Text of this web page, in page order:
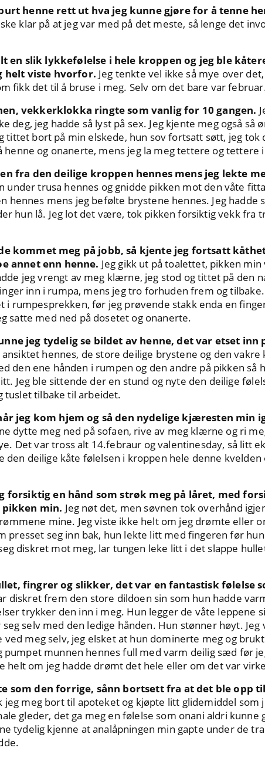
henne rett ut hva jeg kunne gjøre for å tenne
klar på at jeg var med på det meste, så lenge det
en slik lykkefølelse i hele kroppen og jeg ble
helt viste hvorfor. Jeg tenkte vel ikke så mye over
fikk det til å bruse i meg. Selv om det bare var
vekkerklokka ringte som vanlig for 10 gangen.
deg, jeg hadde så lyst på sex. Jeg kjente meg også så
tittet bort på min elskede, hun sov fortsatt søtt, jeg tok
henne og onanerte, mens jeg la meg tettere og tettere
fra den deilige kroppen hennes mens jeg lekte
under trusa hennes og gnidde pikken mot den våte
hennes mens jeg befølte brystene hennes. Jeg hadde
hun lå. Jeg lot det være, tok pikken forsiktig vekk fra
kommet meg på jobb, så kjente jeg fortsatt
annet enn henne. Jeg gikk ut på toalettet, pikken
jeg vrengt av meg klærne, jeg stod og tittet på den
inn i rumpa, mens jeg tro forhuden frem og
i rumpesprekken, før jeg prøvende stakk enda en
satte med ned på dosetet og onanerte.
jeg tydelig se bildet av henne, det var etset inn
hennes, de store deilige brystene og den vakre
den ene hånden i rumpen og den andre på pikken så
Jeg ble sittende der en stund og nyte den deilige
tuslet tilbake til arbeidet.
jeg kom hjem og så den nydelige kjæresten min
dytte meg ned på sofaen, rive av meg klærne og ri
Det var tross alt 14.febraur og valentinesday, så litt
den deilige kåte følelsen i kroppen hele denne
forsiktig en hånd som strøk meg på låret, med
min. Jeg nøt det, men søvnen tok overhånd
mine. Jeg viste ikke helt om jeg drømte eller
presset seg inn bak, hun lekte litt med fingeren før
diskret mot meg, lar tungen leke litt i det slappe
fingrer og slikker, det var en fantastisk følelse
diskret frem den store dildoen sin som hun hadde
trykker den inn i meg. Hun legger de våte leppene
selv med den ledige hånden. Hun stønner høyt. Jeg
ved meg selv, jeg elsket at hun dominerte meg og
pumpet munnen hennes full med varm deilig sæd før
helt om jeg hadde drømt det hele eller om det var
som den forrige, sånn bortsett fra at det ble opp
jeg meg bort til apoteket og kjøpte litt glidemiddel som
gleder, det ga meg en følelse som onani aldri kunne
tydelig kjenne at analåpningen min gapte under de